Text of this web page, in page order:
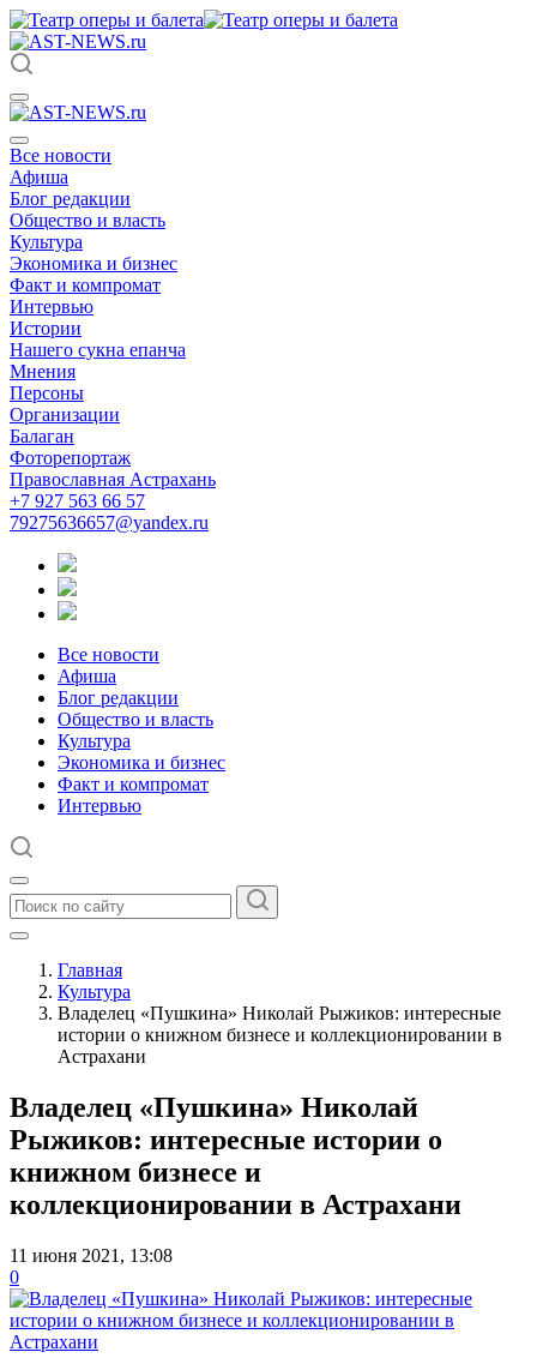
Все новости
Афиша
Блог редакции
Общество и власть
Культура
Экономика и бизнес
Факт и компромат
Интервью
Истории
Нашего сукна епанча
Мнения
Персоны
Организации
Балаган
Фоторепортаж
Православная Астрахань
+7 927 563 66 57
79275636657@yandex.ru
Все новости
Афиша
Блог редакции
Общество и власть
Культура
Экономика и бизнес
Факт и компромат
Интервью
Главная
Культура
Владелец «Пушкина» Николай Рыжиков: интересные
истории о книжном бизнесе и коллекционировании в
Астрахани
Владелец «Пушкина» Николай
Рыжиков: интересные истории о
книжном бизнесе и
коллекционировании в Астрахани
11 июня 2021, 13:08
0